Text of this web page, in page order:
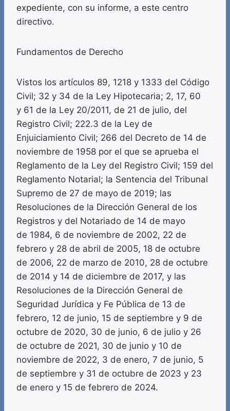
expediente, con su informe, a este centro
directivo.
Fundamentos de Derecho
Vistos los artículos 89, 1218 y 1333 del Código
Civil; 32 y 34 de la Ley Hipotecaria; 2, 17, 60
y 61 de la Ley 20/2011, de 21 de julio, del
Registro Civil; 222.3 de la Ley de
Enjuiciamiento Civil; 266 del Decreto de 14 de
noviembre de 1958 por el que se aprueba el
Reglamento de la Ley del Registro Civil; 159 del
Reglamento Notarial; la Sentencia del Tribunal
Supremo de 27 de mayo de 2019; las
Resoluciones de la Dirección General de los
Registros y del Notariado de 14 de mayo
de 1984, 6 de noviembre de 2002, 22 de
febrero y 28 de abril de 2005, 18 de octubre
de 2006, 22 de marzo de 2010, 28 de octubre
de 2014 y 14 de diciembre de 2017, y las
Resoluciones de la Dirección General de
Seguridad Jurídica y Fe Pública de 13 de
febrero, 12 de junio, 15 de septiembre y 9 de
octubre de 2020, 30 de junio, 6 de julio y 26
de octubre de 2021, 30 de junio y 10 de
noviembre de 2022, 3 de enero, 7 de junio, 5
de septiembre y 31 de octubre de 2023 y 23
de enero y 15 de febrero de 2024.